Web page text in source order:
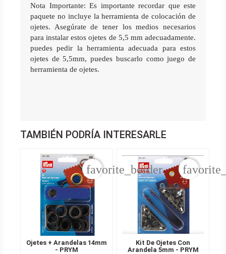
Nota Importante: Es importante recordar que este
paquete no incluye la herramienta de colocación de
ojetes. Asegúrate de tener los medios necesarios
para instalar estos ojetes de 5,5 mm adecuadamente.
puedes pedir la herramienta adecuada para estos
ojetes de 5,5mm, puedes buscarlo como juego de
herramienta de ojetes.
TAMBIÉN PODRÍA INTERESARLE
Ojetes + Arandelas 14mm
- PRYM
favorite_border
Kit De Ojetes Con
Arandela 5mm - PRYM